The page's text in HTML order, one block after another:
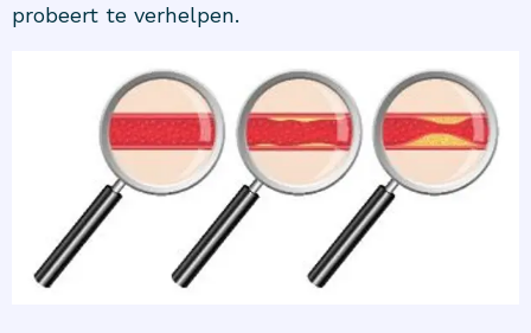
probeert te verhelpen.